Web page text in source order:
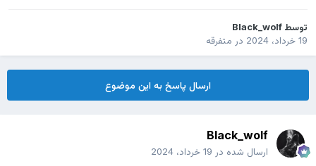
توسط Black_wolf
19 خرداد، 2024
در متفرقه
ارسال پاسخ به این موضوع
Black_wolf
ارسال شده در 19 خرداد، 2024